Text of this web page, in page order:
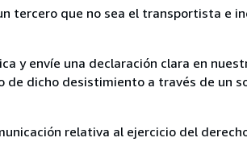
tercero que no sea el transportista e
y envíe una declaración clara en
de dicho desistimiento a través de un
relativa al ejercicio del